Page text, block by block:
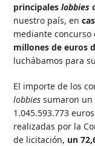
principaleslobbies
nuestro país, en
mediante
millones de euros
luchábamos para
El importe de los
lobbies sumaron
1.045.593.773
realizadas por la
de licitación, un